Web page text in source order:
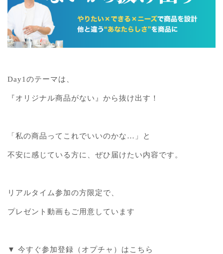
Day1のテーマは、
『オリジナル商品がない』から抜け出す！
「私の商品ってこれでいいのかな…」と
不安に感じている方に、ぜひ届けたい内容です。
リアルタイム参加の方限定で、
プレゼント動画もご用意しています
▼ 今すぐ参加登録（オプチャ）はこちら